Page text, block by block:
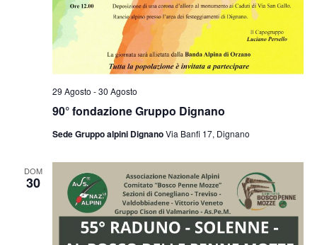
90° fondazione Gruppo Dignano
29 Agosto -30 Agosto
Sede Gruppo alpini DignanoVia Banfi 17, Dignano
DOM
30